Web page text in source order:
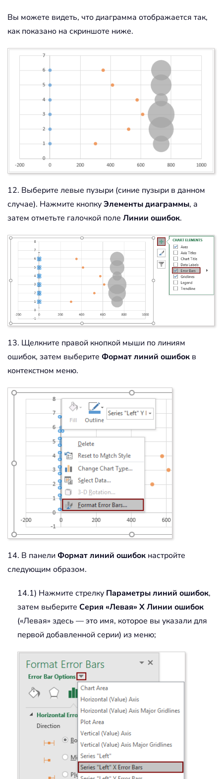
Вы можете видеть, что диаграмма отображается так,
как показано на скриншоте ниже.
12. Выберите левые пузыри (синие пузыри в данном
случае). Нажмите кнопкуЭлементы диаграммы, а
затем отметьте галочкой поле Линии ошибок.
13. Щелкните правой кнопкой мыши по линиям
ошибок, затем выберите Формат линий ошибок в
контекстном меню.
14. В панели Формат линий ошибок настройте
следующим образом.
14.1) Нажмите стрелку Параметры линий ошибок,
затем выберите Серия «Левая» X Линии ошибок
(«Левая» здесь — это имя, которое вы указали для
первой добавленной серии) из меню;